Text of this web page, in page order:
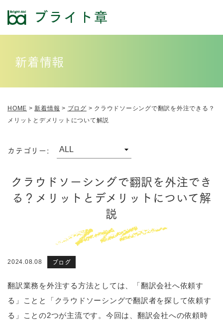
新着情報
HOME >新着情報 > ブログ > クラウドソーシングで翻訳を外注できる？
メリットとデメリットについて解説
カテゴリー:
クラウドソーシングで翻訳を外注でき
る？メリットとデメリットについて解
説
2024.08.08 ブログ
翻訳業務を外注する方法としては、「翻訳会社へ依頼す
る」ことと「クラウドソーシングで翻訳者を探して依頼す
る」ことの2つが主流です。今回は、翻訳会社への依頼時